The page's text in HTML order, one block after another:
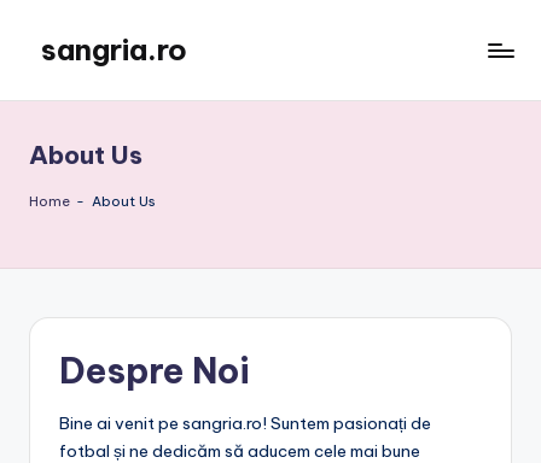
content
sangria.ro
About Us
Home - About Us
Despre Noi
Bine ai venit pe sangria.ro! Suntem pasionați de
fotbal și ne dedicăm să aducem cele mai bune